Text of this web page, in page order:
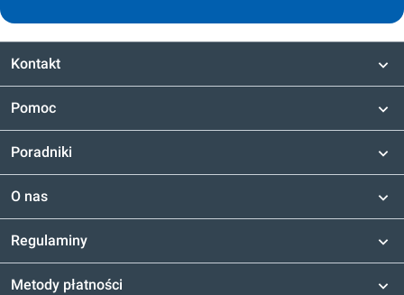
Kontakt
Pomoc
Poradniki
O nas
Regulaminy
Metody płatności